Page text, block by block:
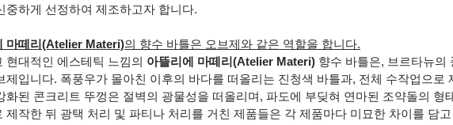
중하게 선정하여 제조하고자 합니다.
마떼리(Atelier Materi)의 향수 바틀은 오브제와 같은 역할을 합니다.
현대적인 에스테틱 느낌의 아뜰리에 마떼리(Atelier Materi) 향수 바틀은, 브르타뉴의
제입니다. 폭풍우가 몰아친 이후의 바다를 떠올리는 진청색 바틀과, 전체 수작업으로
화된 콘크리트 뚜껑은 절벽의 광물성을 떠올리며, 파도에 부딪혀 연마된 조약돌의 형
제작한 뒤 광택 처리 및 파티나 처리를 거친 제품들은 각 제품마다 미묘한 차이를 담고